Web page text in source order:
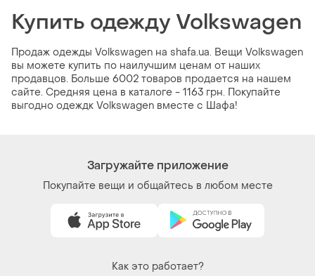
Купить одежду Volkswagen
Продаж одежды Volkswagen на shafa.ua. Вещи Volkswagen
вы можете купить по наилучшим ценам от наших
продавцов. Больше 6002 товаров продается на нашем
сайте. Средняя цена в каталоге - 1163 грн. Покупайте
выгодно одеждк Volkswagen вместе с Шафа!
Загружайте приложение
Покупайте вещи и общайтесь в любом месте
Как это работает?